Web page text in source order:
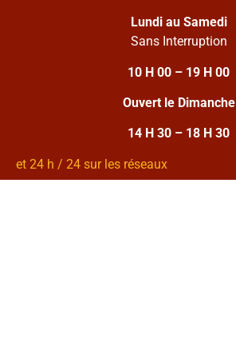
Lundi au Samedi
Sans Interruption
10 H 00 – 19 H 00
Ouvert le Dimanche
14 H 30 – 18 H 30
et 24 h / 24 sur les réseaux